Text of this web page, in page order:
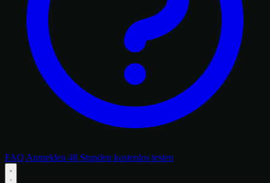
FAQ Anmelden 48 Stunden kostenlos testen